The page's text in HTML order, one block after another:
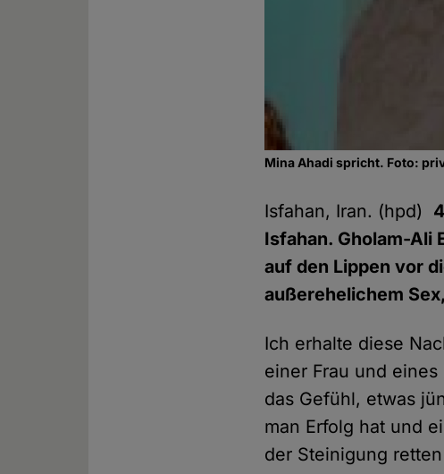
Mina Ahadi spricht. Foto:
Isfahan, Iran. (hpd)
Isfahan. Gholam-Ali
auf den Lippen vor
außerehelichem
Ich erhalte diese
einer Frau und
das Gefühl, etwas
man Erfolg hat und
der Steinigung